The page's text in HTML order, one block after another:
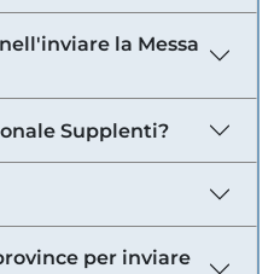
la Messa
Supplenti?
per inviare